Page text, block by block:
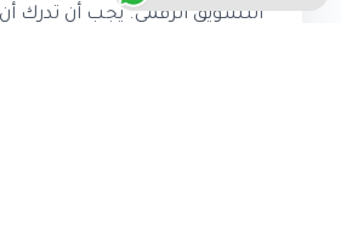
التسويق الرقمي. يجب أن تدرك